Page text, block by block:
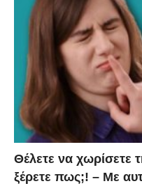
Θέλετε να χωρίσετε
ξέρετε πως;! – Με